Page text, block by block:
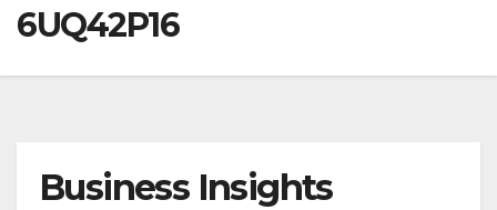
6UQ42P16
Business Insights